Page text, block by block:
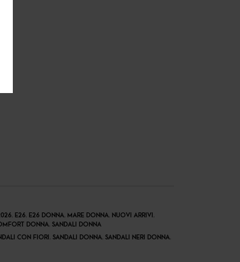
, E26, E26 DONNA, MARE DONNA, NUOVI ARRIVI
DONNA, SANDALI DONNA
CON FIORI SANDALI DONNA, SANDALI NERI DONNA,